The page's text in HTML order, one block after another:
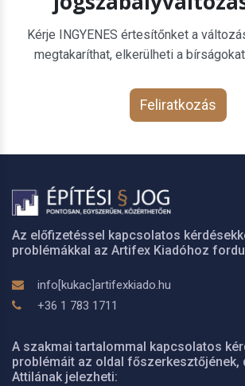
Kérje INGYENES értesítőnket a
megtakaríthat, elkerülheti a
Feliratkozás
Az előfizetéssel kapcsolatos
problémákkal az Artifex Kiadóhoz
info[kukac]artifexkiado.hu
+36 1 783 1711
A szakmai tartalommal kapcsolatos
problémáit az oldal főszerkesztőjének,
Attilának jelezheti: